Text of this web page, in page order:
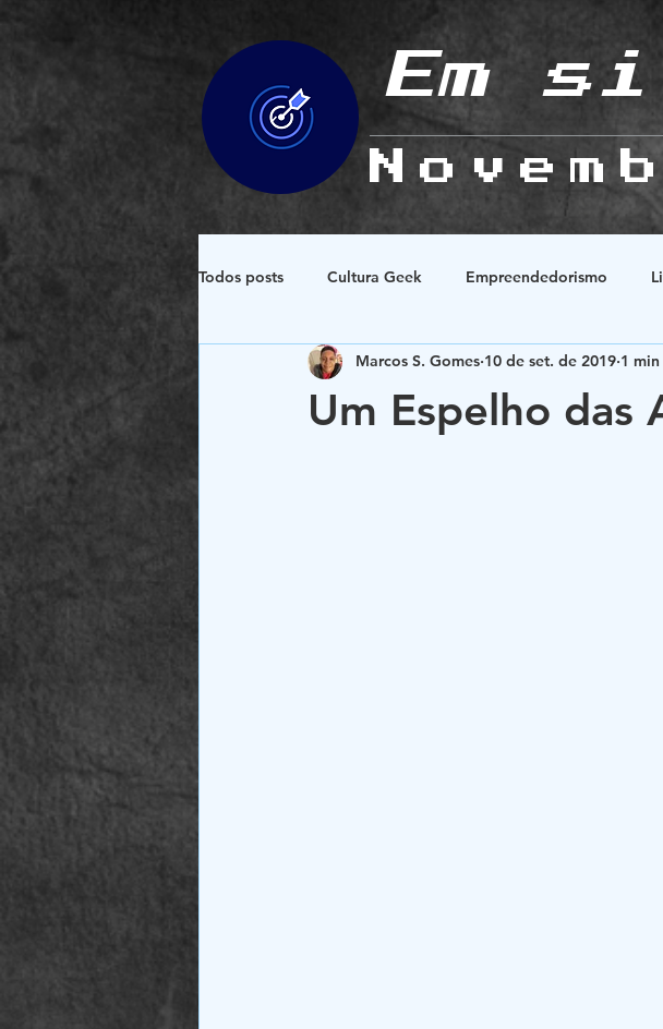
Em
Todos posts Cultura Geek Empreendedorismo
Espiritualidade e Esoterismo Natureza História
Um Espelho das
Marcos S. Gomes 10 de set. de 2019 1